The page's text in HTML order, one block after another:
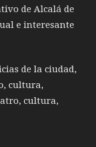
de Alcalá de
e interesante
de la ciudad,
cultura,
cultura,